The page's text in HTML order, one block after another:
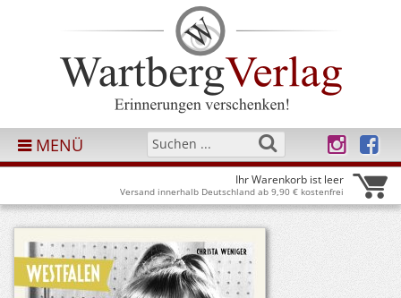
MENÜ
Ihr Warenkorb ist leer
Versand innerhalb Deutschland ab 9,90 € kostenfrei